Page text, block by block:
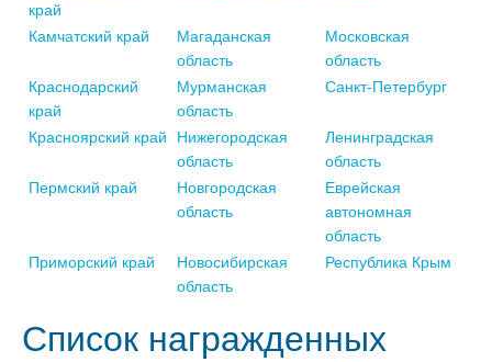
край
Камчатский край
Магаданская
область
Московская
область
Краснодарский
край
Мурманская
область
Санкт-Петербург
Красноярский край
Нижегородская
область
Ленинградская
область
Пермский край
Новгородская
область
Еврейская
автономная
область
Приморский край
Новосибирская
область
Республика Крым
Список награжденных